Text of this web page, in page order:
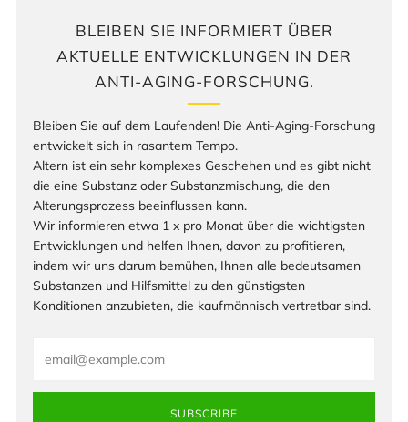
BLEIBEN SIE INFORMIERT ÜBER
AKTUELLE ENTWICKLUNGEN IN DER
ANTI-AGING-FORSCHUNG.
Bleiben Sie auf dem Laufenden! Die Anti-Aging-Forschung
entwickelt sich in rasantem Tempo.
Altern ist ein sehr komplexes Geschehen und es gibt nicht
die eine Substanz oder Substanzmischung, die den
Alterungsprozess beeinflussen kann.
Wir informieren etwa 1 x pro Monat über die wichtigsten
Entwicklungen und helfen Ihnen, davon zu profitieren,
indem wir uns darum bemühen, Ihnen alle bedeutsamen
Substanzen und Hilfsmittel zu den günstigsten
Konditionen anzubieten, die kaufmännisch vertretbar sind.
SUBSCRIBE